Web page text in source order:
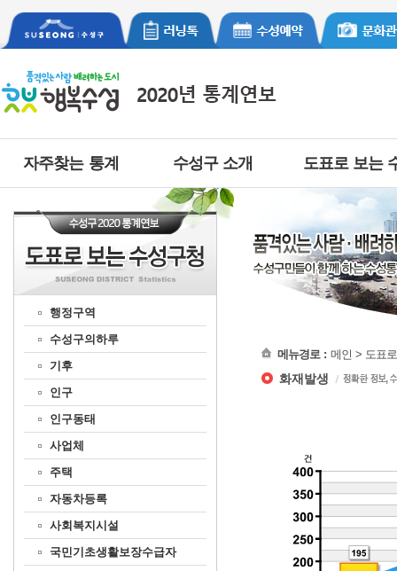
자주찾는 통계 수성구 소개 도표로 보는
화재발생
메뉴경로 : 메인 > 도표
행정구역
수성구의하루
기후
인구
인구동태
사업체
주택
자동차등록
사회복지시설
국민기초생활보장수급자